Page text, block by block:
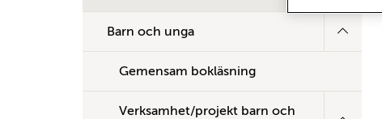
Barn och unga
Gemensam bokläsning
Verksamhet/projekt barn och